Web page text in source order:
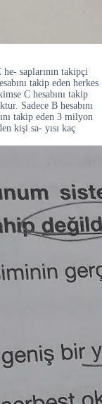
saplarının takipçi
takip eden herkes
C hesabını takip
Sadece B hesabını
takip eden 3 milyon
kişi sa- yısı kaç